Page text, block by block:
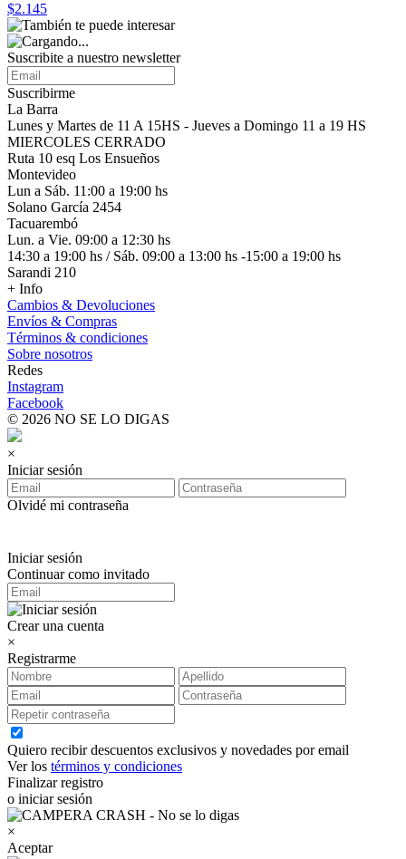
$2.145
Suscribite a nuestro newsletter
Suscribirme
La Barra
Lunes y Martes de 11 A 15HS - Jueves a Domingo 11 a 19 HS
MIERCOLES CERRADO
Ruta 10 esq Los Ensueños
Montevideo
Lun a Sáb. 11:00 a 19:00 hs
Solano García 2454
Tacuarembó
Lun. a Vie. 09:00 a 12:30 hs
14:30 a 19:00 hs / Sáb. 09:00 a 13:00 hs -15:00 a 19:00 hs
Sarandi 210
+ Info
Cambios & Devoluciones
Envíos & Compras
Términos & condiciones
Sobre nosotros
Redes
Instagram
Facebook
© 2026 NO SE LO DIGAS
×
Iniciar sesión
Olvidé mi contraseña
Iniciar sesión
Continuar como invitado
Crear una cuenta
×
Registrarme
Quiero recibir descuentos exclusivos y novedades por email
Ver los términos y condiciones
Finalizar registro
o iniciar sesión
×
Aceptar